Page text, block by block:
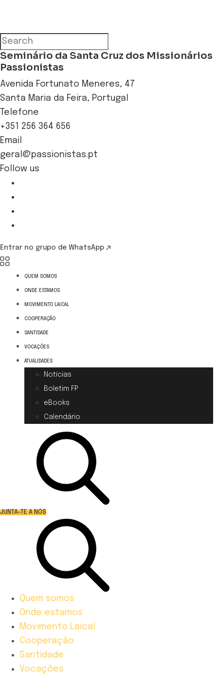
Seminário da Santa Cruz dos Missionários
Passionistas
Avenida Fortunato Meneres, 47
Santa Maria da Feira, Portugal
Telefone
+351 256 364 656
Email
geral@passionistas.pt
Follow us
Entrar no grupo de WhatsApp
QUEM SOMOS
ONDE ESTAMOS
MOVIMENTO LAICAL
COOPERAÇÃO
SANTIDADE
VOCAÇÕES
ATUALIDADES
Notícias
Boletim FP
eBooks
Calendário
JUNTA-TE A NÓS
Quem somos
Onde estamos
Movimento Laical
Cooperação
Santidade
Vocações